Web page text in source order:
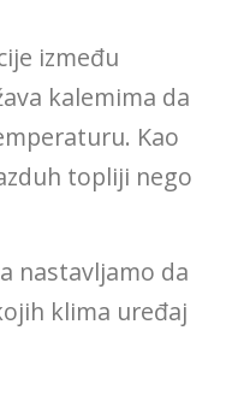
između
kalemima da
Kao
topliji nego
nastavljamo da
klima uređaj